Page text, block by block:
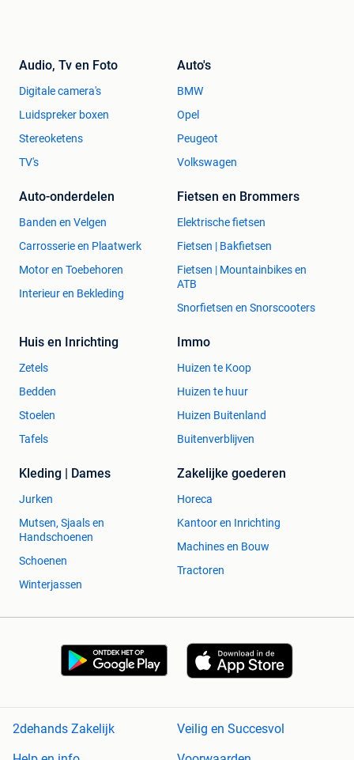
Audio, Tv en Foto
Digitale camera's
Luidspreker boxen
Stereoketens
TV's
Auto's
BMW
Opel
Peugeot
Volkswagen
Auto-onderdelen
Banden en Velgen
Carrosserie en Plaatwerk
Motor en Toebehoren
Interieur en Bekleding
Fietsen en Brommers
Elektrische fietsen
Fietsen | Bakfietsen
Fietsen | Mountainbikes en
ATB
Snorfietsen en Snorscooters
Huis en Inrichting
Zetels
Bedden
Stoelen
Tafels
Immo
Huizen te Koop
Huizen te huur
Huizen Buitenland
Buitenverblijven
Kleding | Dames
Jurken
Mutsen, Sjaals en
Handschoenen
Schoenen
Winterjassen
Zakelijke goederen
Horeca
Kantoor en Inrichting
Machines en Bouw
Tractoren
2dehands Zakelijk
Veilig en Succesvol